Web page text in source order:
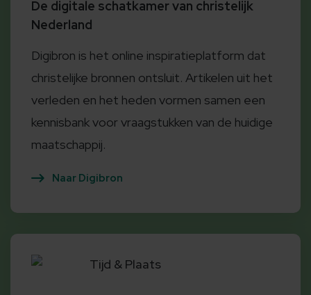
De digitale schatkamer van christelijk
Nederland
Digibron is het online inspiratieplatform dat
christelijke bronnen ontsluit. Artikelen uit het
verleden en het heden vormen samen een
kennisbank voor vraagstukken van de huidige
maatschappij.
Naar Digibron
Tijd & Plaats